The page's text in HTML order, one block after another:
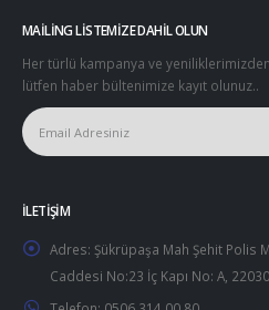
MAILING LISTEMIZE DAHIL OLUN
Her türlü kampanya ve
lütfen haber bültenimize kayıt olunuz..
İLETIŞIM
Adres: Şükrüpaşa Mah Şehit Polis
Caddesi No:23 İç Kapı No: A,